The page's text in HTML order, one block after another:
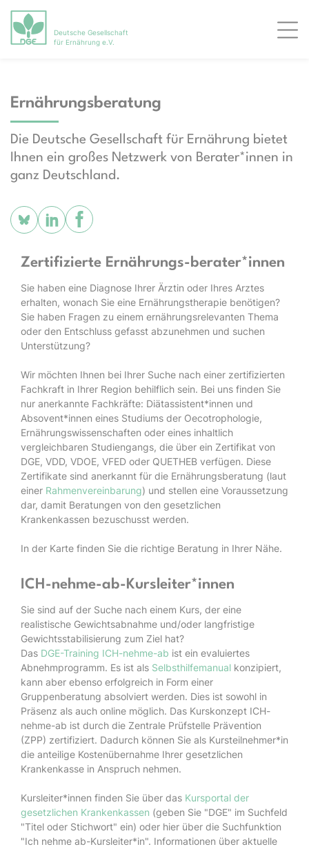
Deutsche Gesellschaft
für Ernährung e.V.
Ernährungsberatung
Die Deutsche Gesellschaft für Ernährung bietet
Ihnen ein großes Netzwerk von Berater*innen in
ganz Deutschland.
Zertifizierte Ernährungs-berater*innen
Sie haben eine Diagnose Ihrer Ärztin oder Ihres Arztes
erhalten, wonach Sie eine Ernährungstherapie benötigen?
Sie haben Fragen zu einem ernährungsrelevanten Thema
oder den Entschluss gefasst abzunehmen und suchen
Unterstützung?
Wir möchten Ihnen bei Ihrer Suche nach einer zertifizierten
Fachkraft in Ihrer Region behilflich sein. Bei uns finden Sie
nur anerkannte Fachkräfte: Diätassistent*innen und
Absovent*innen eines Studiums der Oecotrophologie,
Ernährungswissenschaften oder eines inhaltlich
vergleichbaren Studiengangs, die über ein Zertifikat von
DGE, VDD, VDOE, VFED oder QUETHEB verfügen. Diese
Zertifikate sind anerkannt für die Ernährungsberatung (laut
einer Rahmenvereinbarung) und stellen eine Voraussetzung
dar, damit Beratungen von den gesetzlichen
Krankenkassen bezuschusst werden.
In der Karte finden Sie die richtige Beratung in Ihrer Nähe.
ICH-nehme-ab-Kursleiter*innen
Sie sind auf der Suche nach einem Kurs, der eine
realistische Gewichtsabnahme und/oder langfristige
Gewichtsstabilisierung zum Ziel hat?
Das DGE-Training ICH-nehme-ab ist ein evaluiertes
Abnehmprogramm. Es ist als Selbsthilfemanual konzipiert,
kann aber ebenso erfolgreich in Form einer
Gruppenberatung absolviert werden. Dies ist sowohl in
Präsenz als auch online möglich. Das Kurskonzept ICH-
nehme-ab ist durch die Zentrale Prüfstelle Prävention
(ZPP) zertifiziert. Dadurch können Sie als Kursteilnehmer*in
die anteilige Kostenübernahme Ihrer gesetzlichen
Krankenkasse in Anspruch nehmen.
Kursleiter*innen finden Sie über das Kursportal der
gesetzlichen Krankenkassen (geben Sie "DGE" im Suchfeld
"Titel oder Stichwort" ein) oder hier über die Suchfunktion
"Ich nehme ab-Kursleiter*in". Informationen über aktuelle